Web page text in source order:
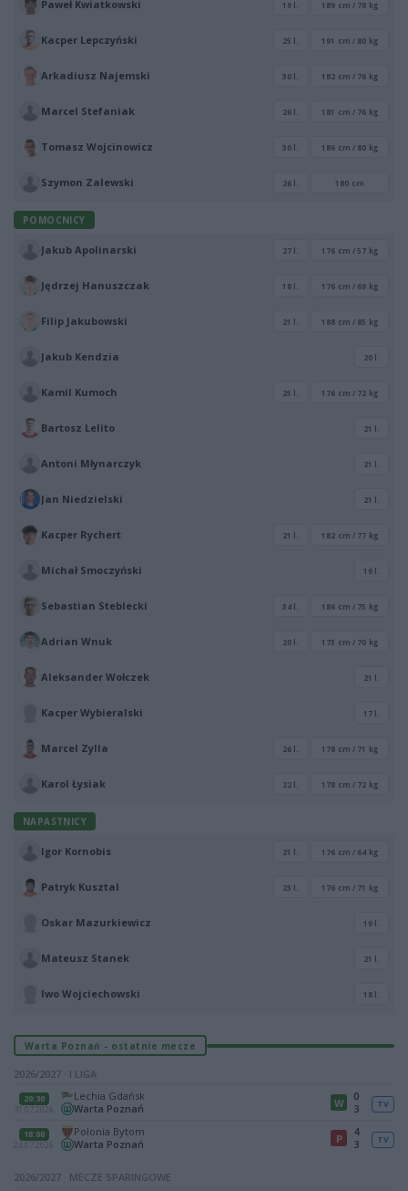
Paweł Kwiatkowski 19 l. 189 cm / 78 kg
Kacper Lepczyński 25 l. 191 cm / 80 kg
Arkadiusz Najemski 30 l. 182 cm / 76 kg
Marcel Stefaniak 26 l. 181 cm / 76 kg
Tomasz Wojcinowicz 30 l. 186 cm / 80 kg
Szymon Zalewski 26 l. 180 cm
POMOCNICY
Jakub Apolinarski 27 l. 176 cm / 57 kg
Jędrzej Hanuszczak 18 l. 176 cm / 69 kg
Filip Jakubowski 21 l. 188 cm / 85 kg
Jakub Kendzia 20 l.
Kamil Kumoch 25 l. 176 cm / 72 kg
Bartosz Lelito 21 l.
Antoni Młynarczyk 21 l.
Jan Niedzielski 21 l.
Kacper Rychert 21 l. 182 cm / 77 kg
Michał Smoczyński 19 l.
Sebastian Steblecki 34 l. 186 cm / 75 kg
Adrian Wnuk 20 l. 173 cm / 70 kg
Aleksander Wołczek 21 l.
Kacper Wybieralski 17 l.
Marcel Zylla 26 l. 178 cm / 71 kg
Karol Łysiak 22 l. 178 cm / 72 kg
NAPASTNICY
Igor Kornobis 21 l. 176 cm / 64 kg
Patryk Kusztal 23 l. 176 cm / 71 kg
Oskar Mazurkiewicz 19 l.
Mateusz Stanek 21 l.
Iwo Wojciechowski 18 l.
Warta Poznań - ostatnie mecze
2026/2027 · I LIGA
20:30
31.07.2026
Lechia Gdańsk
Warta Poznań
W
0
3
TV
18:00
24.07.2026
Polonia Bytom
Warta Poznań
P
4
3
TV
2026/2027 · MECZE SPARINGOWE